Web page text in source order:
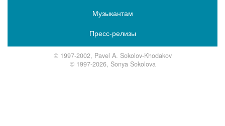
Музыкантам
Пресс-релизы
© 1997-2002, Pavel A. Sokolov-Khodakov
© 1997-2026, Sonya Sokolova